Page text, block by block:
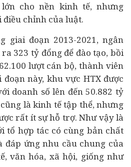
cho nền kinh tế, nhưng
chỉnh của luật.
giai đoạn 2013-2021, ngân
323 tỷ đổng để đào tạo, bồi
lượt cán bộ, thành viên
này, khu vực HTX được
doanh số lên đến 50.882 tỷ
là kinh tế tập thể, nhưng
rất ít sự hỗ trợ. Như vậy là
tổ hợp tác có cùng bản chất
đáp ứng nhu cầu chung của
văn hóa, xã hội, giống như